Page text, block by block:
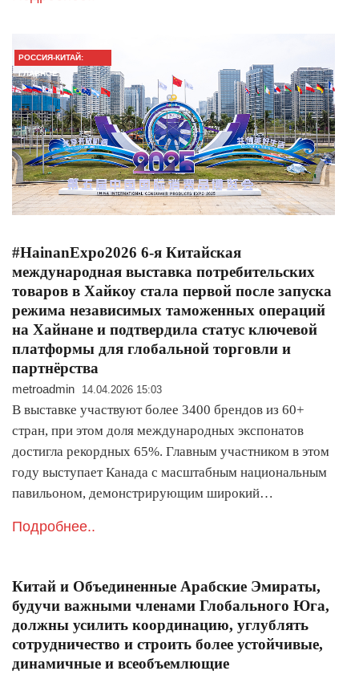
РОССИЯ-КИТАЙ:
ГЛАВНОЕ
#HainanExpo2026 6-я Китайская
международная выставка потребительских
товаров в Хайкоу стала первой после запуска
режима независимых таможенных операций
на Хайнане и подтвердила статус ключевой
платформы для глобальной торговли и
партнёрства
metroadmin 14.04.2026 15:03
В выставке участвуют более 3400 брендов из 60+
стран, при этом доля международных экспонатов
достигла рекордных 65%. Главным участником в этом
году выступает Канада с масштабным национальным
павильоном, демонстрирующим широкий…
Подробнее..
Китай и Объединенные Арабские Эмираты,
будучи важными членами Глобального Юга,
должны усилить координацию, углублять
сотрудничество и строить более устойчивые,
динамичные и всеобъемлющие